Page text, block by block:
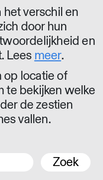
verschil en
door hun
en
Lees meer.
op locatie of
te bekijken welke
de zestien
vallen.
Zoek